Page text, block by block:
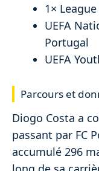
1×
UEFA
Portugal
UEFA
Parcours et
Diogo Costa a
passant par FC
accumulé 296